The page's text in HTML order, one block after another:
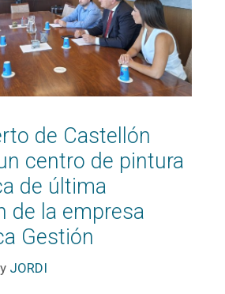
de Castellón
centro de pintura
de última
de la empresa
Gestión
JORDI